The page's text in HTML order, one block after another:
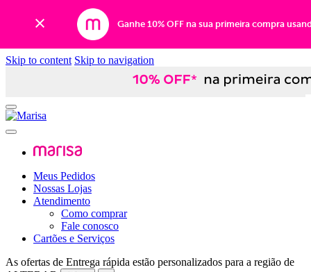
Ganhe 10% OFF na sua primeira compra
Skip to content Skip to navigation
Meus Pedidos
Nossas Lojas
Atendimento
Como comprar
Fale conosco
Cartões e Serviços
As ofertas de Entrega rápida estão personalizados para a região de